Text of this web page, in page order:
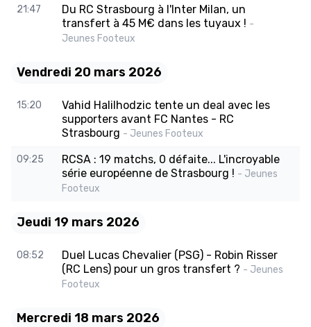
21:47
Du RC Strasbourg à l'Inter Milan, un
transfert à 45 M€ dans les tuyaux ! -
Jeunes Footeux
Vendredi 20 mars 2026
15:20
Vahid Halilhodzic tente un deal avec les
supporters avant FC Nantes - RC
Strasbourg - Jeunes Footeux
09:25
RCSA : 19 matchs, 0 défaite... L'incroyable
série européenne de Strasbourg ! - Jeunes
Footeux
Jeudi 19 mars 2026
08:52
Duel Lucas Chevalier (PSG) - Robin Risser
(RC Lens) pour un gros transfert ? - Jeunes
Footeux
Mercredi 18 mars 2026